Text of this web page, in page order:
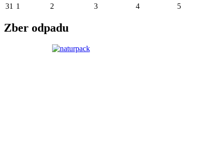
31 1 2 3 4 5
Zber odpadu